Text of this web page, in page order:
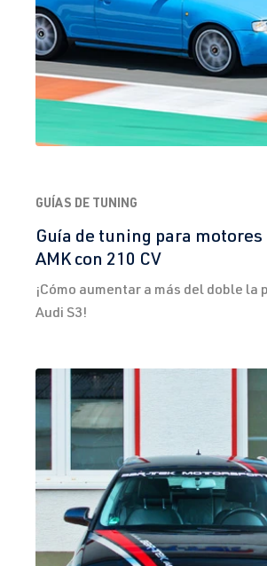
GUÍAS DE TUNING
Guía de tuning para motores
AMK con 210 CV
¡Cómo aumentar a más del doble la
Audi S3!